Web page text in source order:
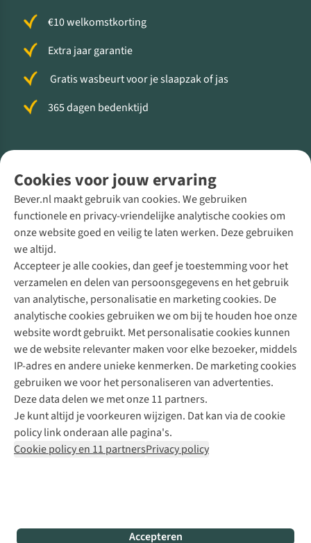
Cookies voor jouw ervaring
Bever.nl maakt gebruik van cookies. We gebruiken
functionele en privacy-vriendelijke analytische cookies om
onze website goed en veilig te laten werken. Deze gebruiken
we altijd.
Accepteer je alle cookies, dan geef je toestemming voor het
verzamelen en delen van persoonsgegevens en het gebruik
van analytische, personalisatie en marketing cookies. De
analytische cookies gebruiken we om bij te houden hoe onze
website wordt gebruikt. Met personalisatie cookies kunnen
we de website relevanter maken voor elke bezoeker, middels
IP-adres en andere unieke kenmerken. De marketing cookies
gebruiken we voor het personaliseren van advertenties.
Deze data delen we met onze 11 partners.
Je kunt altijd je voorkeuren wijzigen. Dat kan via de cookie
policy link onderaan alle pagina's.
Cookie policy en 11 partnersPrivacy policy
Accepteren
€10 welkomstkorting
Extra jaar garantie
Gratis wasbeurt voor je slaapzak of jas
365 dagen bedenktijd
Direct advies van een Buitenexpert
+31 (0)85 888 50 88
+31 6 12 28 49 80
Contactformulier
Bever